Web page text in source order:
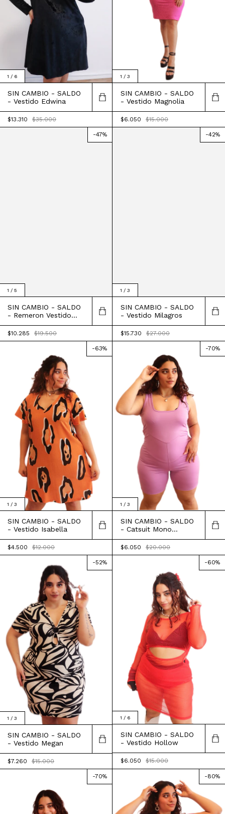
1 / 6
SIN CAMBIO - SALDO
- Vestido Edwina
$13.310 $35.000
1 / 3
SIN CAMBIO - SALDO
- Vestido Magnolia
$6.050 $15.000
1 / 5
-47%
SIN CAMBIO - SALDO
- Remeron Vestido
Acacia
$10.285 $19.500
1 / 3
-42%
SIN CAMBIO - SALDO
- Vestido Milagros
$15.730 $27.000
1 / 3
-63%
SIN CAMBIO - SALDO
- Vestido Isabella
$4.500 $12.000
1 / 3
-70%
SIN CAMBIO - SALDO
- Catsuit Mono
$6.050 $20.000
1 / 3
-52%
SIN CAMBIO - SALDO
- Vestido Megan
$7.260 $15.000
1 / 6
-60%
SIN CAMBIO - SALDO
- Vestido Hollow
$6.050 $15.000
-70% -80%